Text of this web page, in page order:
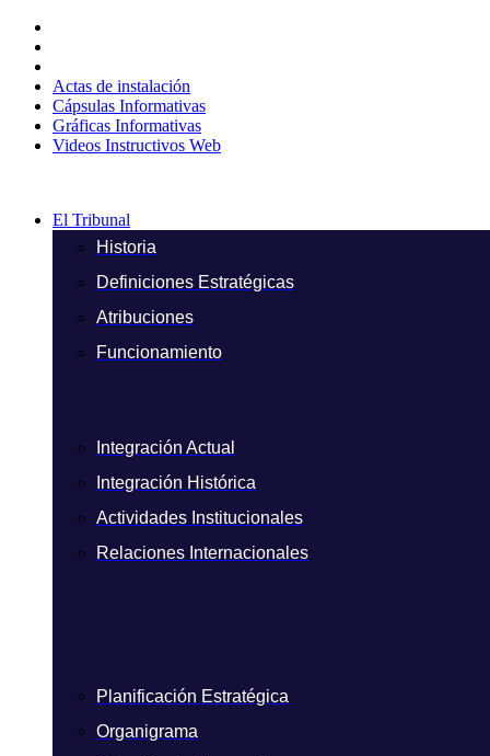
contenido
Actas de instalación
Cápsulas Informativas
Gráficas Informativas
Videos Instructivos Web
El Tribunal
Historia
Definiciones Estratégicas
Atribuciones
Funcionamiento
Integración Actual
Integración Histórica
Actividades Institucionales
Relaciones Internacionales
Planificación Estratégica
Organigrama